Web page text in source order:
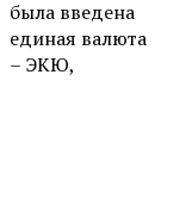
была введена
единая валюта
– ЭКЮ,